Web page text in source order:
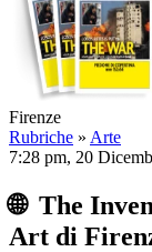
Firenze
Rubriche » Arte
7:28 pm, 20
🌐 The
Art di